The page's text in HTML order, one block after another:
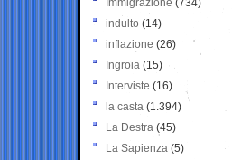
Immigrazione (734)
indulto (14)
inflazione (26)
Ingroia (15)
Interviste (16)
la casta (1.394)
La Destra (45)
La Sapienza (5)